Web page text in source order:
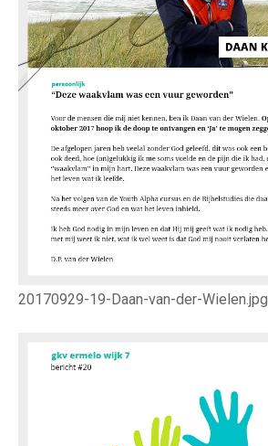
20170929-19-Daan-van-der-Wielen.jpg